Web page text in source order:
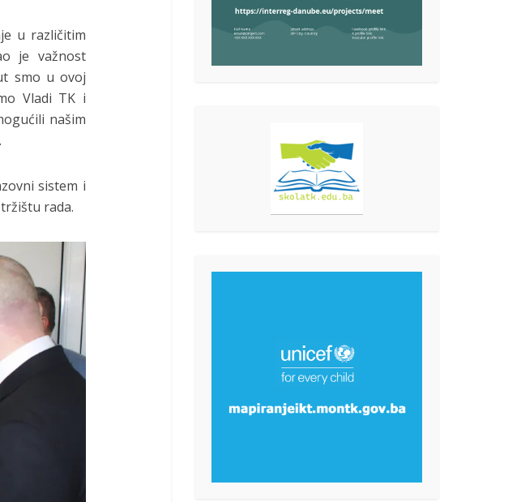
u različitim
je važnost
smo u ovoj
Vladi TK i
našim
sistem i
rada.